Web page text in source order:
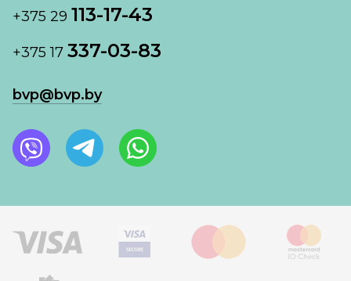
+375 29 113-17-43
+375 17 337-03-83
bvp@bvp.by